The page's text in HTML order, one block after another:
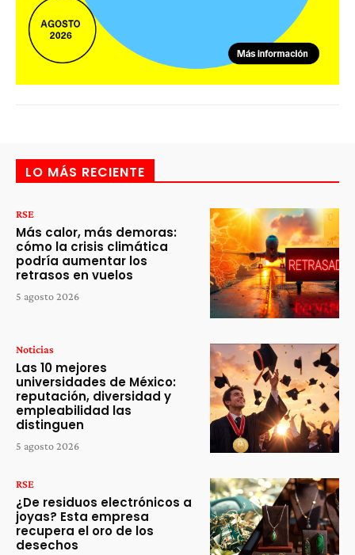
LO MÁS RECIENTE
RSE
Más calor, más demoras:
cómo la crisis climática
podría aumentar los
retrasos en vuelos
5 agosto 2026
Noticias
Las 10 mejores
universidades de México:
reputación, diversidad y
empleabilidad las
distinguen
5 agosto 2026
RSE
¿De residuos electrónicos a
joyas? Esta empresa
recupera el oro de los
desechos